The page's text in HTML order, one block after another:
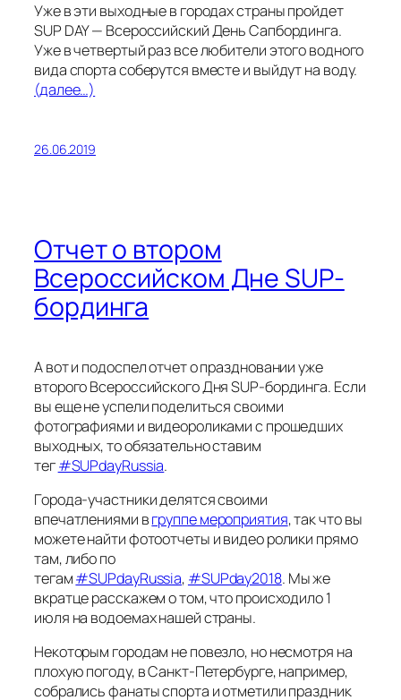
Уже в эти выходные в городах страны пройдет
SUP DAY — Всероссийский День Сапбординга.
Уже в четвертый раз все любители этого водного
вида спорта соберутся вместе и выйдут на воду.
(далее…)
26.06.2019
Отчет о втором
Всероссийском Дне SUP-
бординга
А вот и подоспел отчет о праздновании уже
второго Всероссийского Дня SUP-бординга. Если
вы еще не успели поделиться своими
фотографиями и видеороликами с прошедших
выходных, то обязательно ставим
тег#SUPdayRussia.
Города-участники делятся своими
впечатлениями вгруппе мероприятия, так что вы
можете найти фотоотчеты и видео ролики прямо
там, либо по
тегам#SUPdayRussia, #SUPday2018. Мы же
вкратце расскажем о том, что происходило 1
июля на водоемах нашей страны.
Некоторым городам не повезло, но несмотря на
плохую погоду, в Санкт-Петербурге, например,
собрались фанаты спорта и отметили праздник